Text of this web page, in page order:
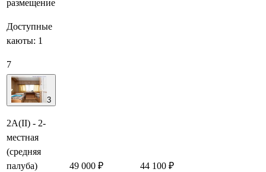
размещение
Доступные
каюты: 1
7
3
2А(II) - 2-
местная
(средняя
палуба)
49 000 ₽ 44 100 ₽